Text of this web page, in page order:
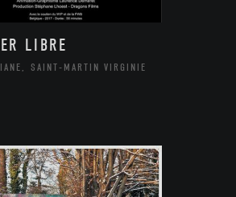
LIBRE
SAINT-MARTIN VIRGINIE